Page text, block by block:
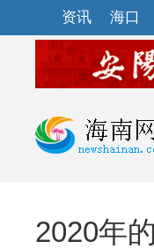
资讯 海口
2020年